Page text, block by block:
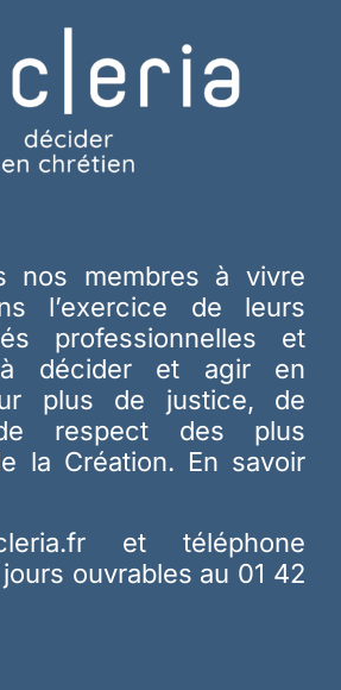
nos membres à vivre
l’exercice de leurs
professionnelles et
à décider et agir en
plus de justice, de
respect des plus
la Création. En savoir
et téléphone
ouvrables au 01 42